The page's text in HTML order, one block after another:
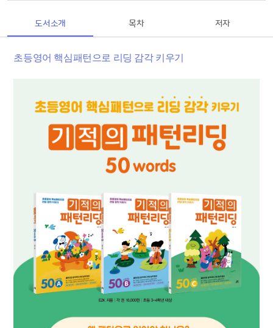
도서소개 목차 저자
초등영어 핵심패턴으로 리딩 감각 키우기